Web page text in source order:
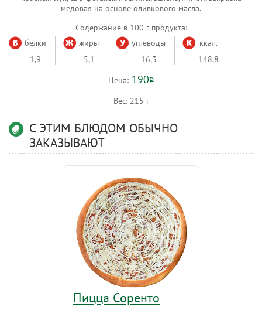
медовая на основе оливкового масла.
Содержание в 100 г продукта:
белки
1,9
жиры
5,1
углеводы
16,3
ккал.
148,8
Цена: 190Р
Вес: 215 г
С ЭТИМ БЛЮДОМ ОБЫЧНО
ЗАКАЗЫВАЮТ
Пицца Соренто